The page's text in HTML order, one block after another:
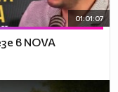
01:01:07
в NOVA